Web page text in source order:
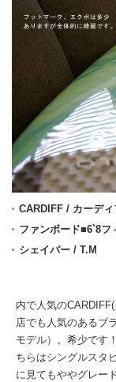
CARDIFF / カーデ
ファンボード■6`8フ
シェイパー / T.M
内で人気の
店でも人気のあるブ
モデル）。希少です
ちらはシングルスタ
に見てもややグレー